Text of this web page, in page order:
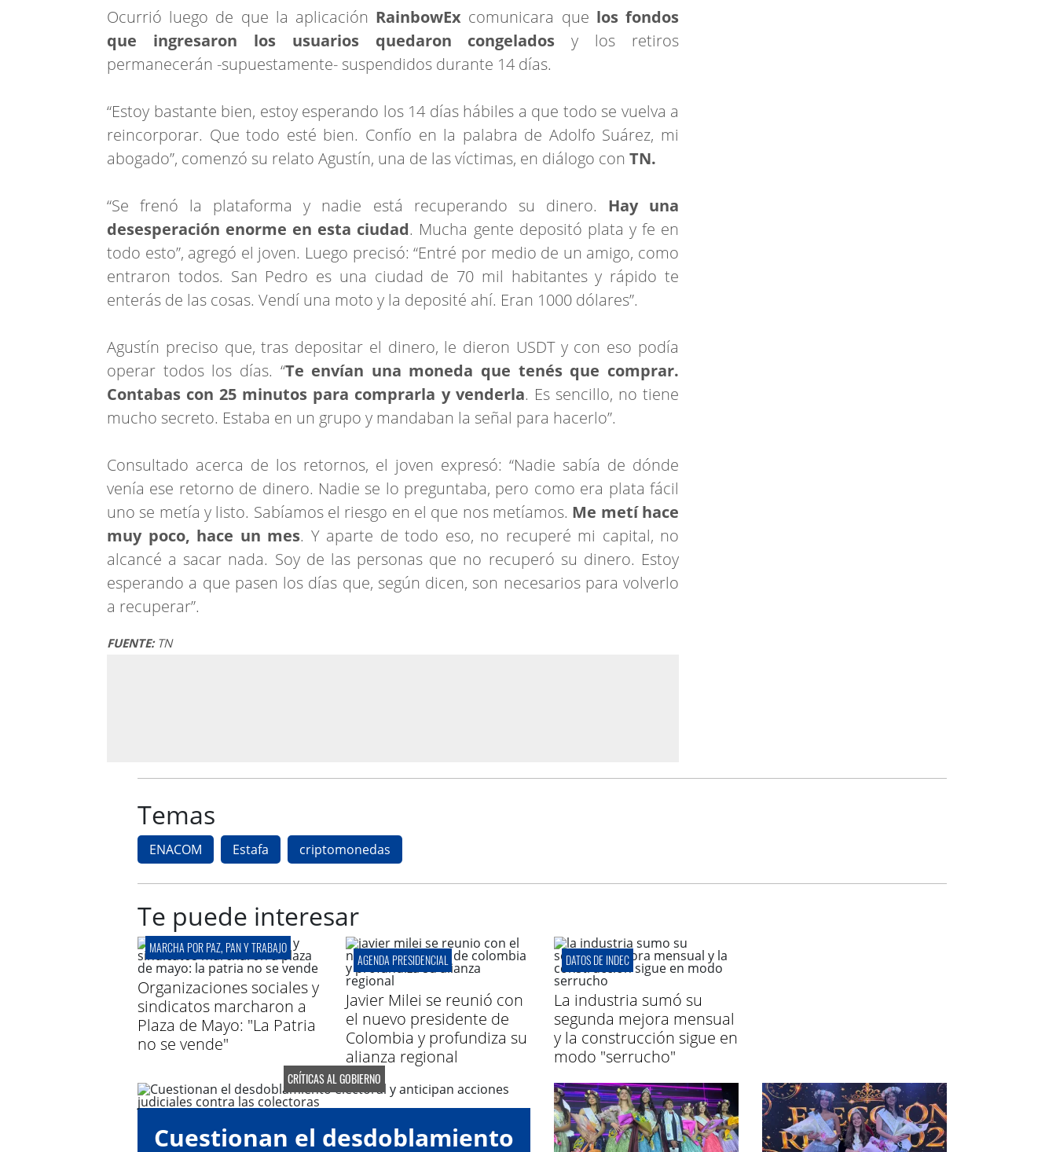
Ocurrió luego de que la aplicación RainbowEx comunicara que los fondos
que ingresaron los usuarios quedaron congeladosy los retiros
permanecerán -supuestamente- suspendidos durante 14 días.
“Estoy bastante bien, estoy esperando los 14 días hábiles a que todo se vuelva a
reincorporar. Que todo esté bien. Confío en la palabra de Adolfo Suárez, mi
abogado”, comenzó su relato Agustín, una de las víctimas, en diálogo con TN.
“Se frenó la plataforma y nadie está recuperando su dinero. Hay una
desesperación enorme en esta ciudad. Mucha gente depositó plata y fe en
todo esto”, agregó el joven. Luego precisó: “Entré por medio de un amigo, como
entraron todos. San Pedro es una ciudad de 70 mil habitantes y rápido te
enterás de las cosas. Vendí una moto y la deposité ahí. Eran 1000 dólares”.
Agustín preciso que, tras depositar el dinero, le dieron USDT y con eso podía
operar todos los días. “Te envían una moneda que tenés que comprar.
Contabas con 25 minutos para comprarla y venderla. Es sencillo, no tiene
mucho secreto. Estaba en un grupo y mandaban la señal para hacerlo”.
Consultado acerca de los retornos, el joven expresó: “Nadie sabía de dónde
venía ese retorno de dinero. Nadie se lo preguntaba, pero como era plata fácil
uno se metía y listo. Sabíamos el riesgo en el que nos metíamos. Me metí hace
muy poco, hace un mes. Y aparte de todo eso, no recuperé mi capital, no
alcancé a sacar nada. Soy de las personas que no recuperó su dinero. Estoy
esperando a que pasen los días que, según dicen, son necesarios para volverlo
a recuperar”.
FUENTE:TN
Temas
ENACOM Estafa criptomonedas
Te puede interesar
MARCHA POR PAZ, PAN Y TRABAJO
Organizaciones sociales y
sindicatos marcharon a
Plaza de Mayo: "La Patria
no se vende"
AGENDA PRESIDENCIAL
Javier Milei se reunió con
el nuevo presidente de
Colombia y profundiza su
alianza regional
DATOS DE INDEC
La industria sumó su
segunda mejora mensual
y la construcción sigue en
modo "serrucho"
CRÍTICAS AL GOBIERNO
Cuestionan el desdoblamiento